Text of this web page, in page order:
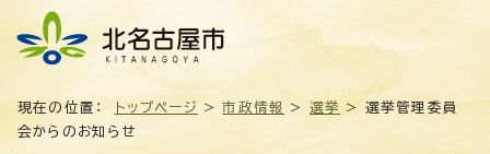
現在の位置： トップページ >市政情報 > 選挙 > 選挙管理委員
会からのお知らせ